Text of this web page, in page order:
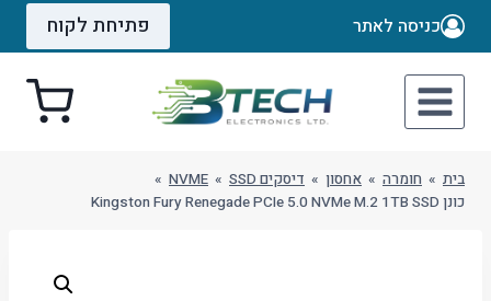
Skip
כניסה לאתר פתיחת לקוח
בית » חומרה » אחסון » דיסקים SSD »
NVME
»
כונן Kingston Fury Renegade PCIe 5.0 NVMe M.2 1TB SSD